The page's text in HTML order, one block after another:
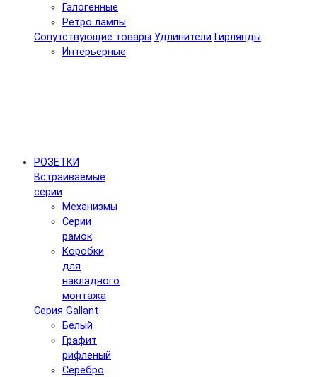
Галогенные
Ретро лампы
Сопутствующие товары Удлинители Гирлянды
Интерьерные
РОЗЕТКИ
Встраиваемые
серии
Механизмы
Серии
рамок
Коробки
для
накладного
монтажа
Серия Gallant
Белый
Графит
рифленый
Серебро